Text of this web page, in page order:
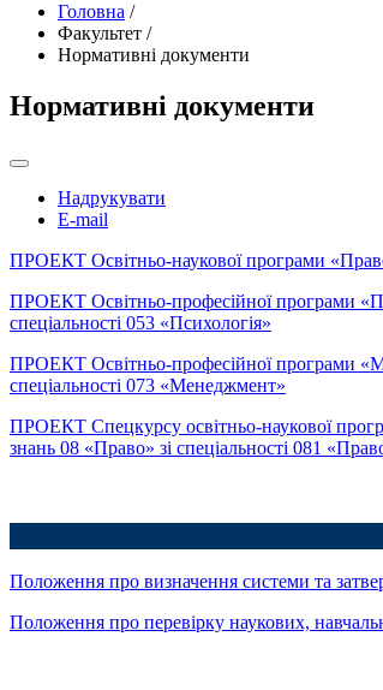
Головна /
Факультет /
Нормативні документи
Нормативні документи
Надрукувати
E-mail
ПРОЕКТ Освітньо-наукової програми «Право»
ПРОЕКТ Освітньо-професійної програми
спеціальності 053 «Психологія»
ПРОЕКТ Освітньо-професійної програми
спеціальності 073 «Менеджмент»
ПРОЕКТ Спецкурсу освітньо-наукової
знань 08 «Право» зі спеціальності 081
Положення про визначення системи та
Положення про перевірку наукових,